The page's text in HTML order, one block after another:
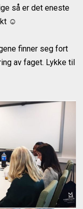
så er det eneste
☺
finner seg fort
av faget. Lykke til